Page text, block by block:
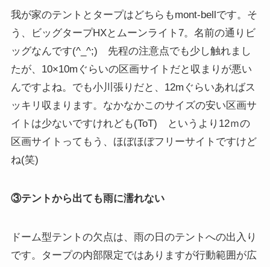
我が家のテントとタープはどちらもmont-bellです。そ
う、ビッグタープHXとムーンライト7。名前の通りビ
ッグなんです(^_^;) 先程の注意点でも少し触れまし
たが、10×10mぐらいの区画サイトだと収まりが悪い
んですよね。でも小川張りだと、12mぐらいあればス
ッキリ収まります。なかなかこのサイズの安い区画サ
イトは少ないですけれども(ToT) というより12ｍの
区画サイトってもう、ほぼほぼフリーサイトですけど
ね(笑)
③テントから出ても雨に濡れない
ドーム型テントの欠点は、雨の日のテントへの出入り
です。タープの内部限定ではありますが行動範囲が広